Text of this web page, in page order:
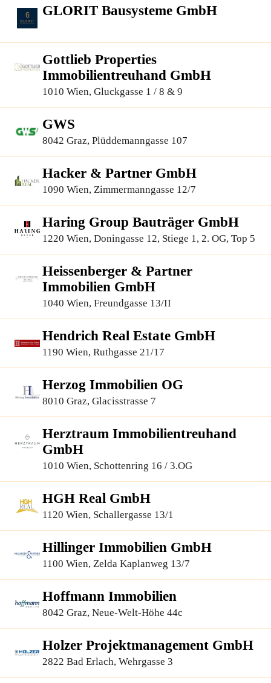
GLORIT Bausysteme GmbH
Gottlieb Properties
Immobilientreuhand GmbH
1010 Wien, Gluckgasse 1 / 8 & 9
GWS
8042 Graz, Plüddemanngasse 107
Hacker & Partner GmbH
1090 Wien, Zimmermanngasse 12/7
Haring Group Bauträger GmbH
1220 Wien, Doningasse 12, Stiege 1, 2. OG, Top 5
Heissenberger & Partner
Immobilien GmbH
1040 Wien, Freundgasse 13/II
Hendrich Real Estate GmbH
1190 Wien, Ruthgasse 21/17
Herzog Immobilien OG
8010 Graz, Glacisstrasse 7
Herztraum Immobilientreuhand
GmbH
1010 Wien, Schottenring 16 / 3.OG
HGH Real GmbH
1120 Wien, Schallergasse 13/1
Hillinger Immobilien GmbH
1100 Wien, Zelda Kaplanweg 13/7
Hoffmann Immobilien
8042 Graz, Neue-Welt-Höhe 44c
Holzer Projektmanagement GmbH
2822 Bad Erlach, Wehrgasse 3